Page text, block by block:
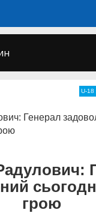
U-18
грою